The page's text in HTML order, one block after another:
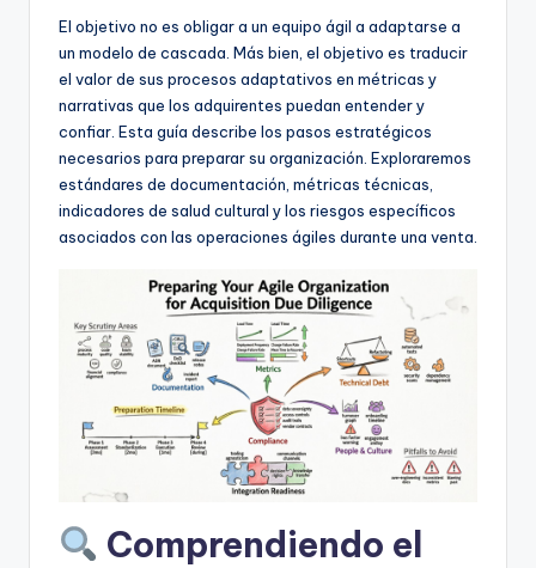
&
D
it
El objetivo no es obligar a un equipo ágil a adaptarse a
un modelo de cascada. Más bien, el objetivo es traducir
el valor de sus procesos adaptativos en métricas y
narrativas que los adquirentes puedan entender y
confiar. Esta guía describe los pasos estratégicos
necesarios para preparar su organización. Exploraremos
estándares de documentación, métricas técnicas,
indicadores de salud cultural y los riesgos específicos
asociados con las operaciones ágiles durante una venta.
Comprendiendo el